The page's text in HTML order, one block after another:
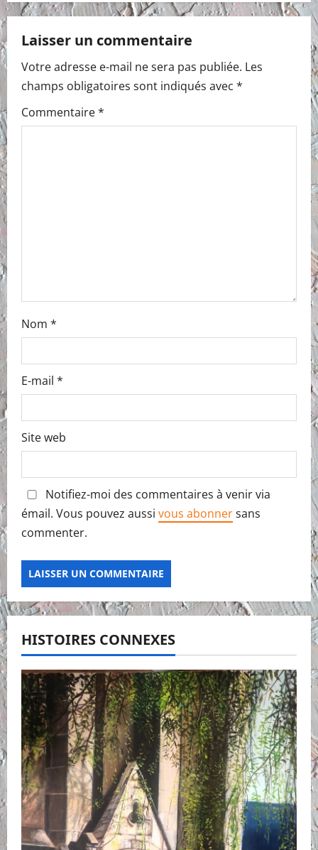
n
a
v
i
g
Laisser un commentaire
Votre adresse e-mail ne sera pas publiée. Les
champs obligatoires sont indiqués avec *
Commentaire*
Nom *
E-mail *
Site web
Notifiez-moi des commentaires à venir via
émail. Vous pouvez aussi vous abonnersans
commenter.
HISTOIRES CONNEXES